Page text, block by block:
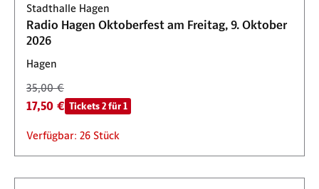
Stadthalle Hagen
Radio Hagen Oktoberfest am Freitag, 9. Oktober
2026
Hagen
35,00 €
17,50 € Tickets 2 für 1
Verfügbar: 26 Stück